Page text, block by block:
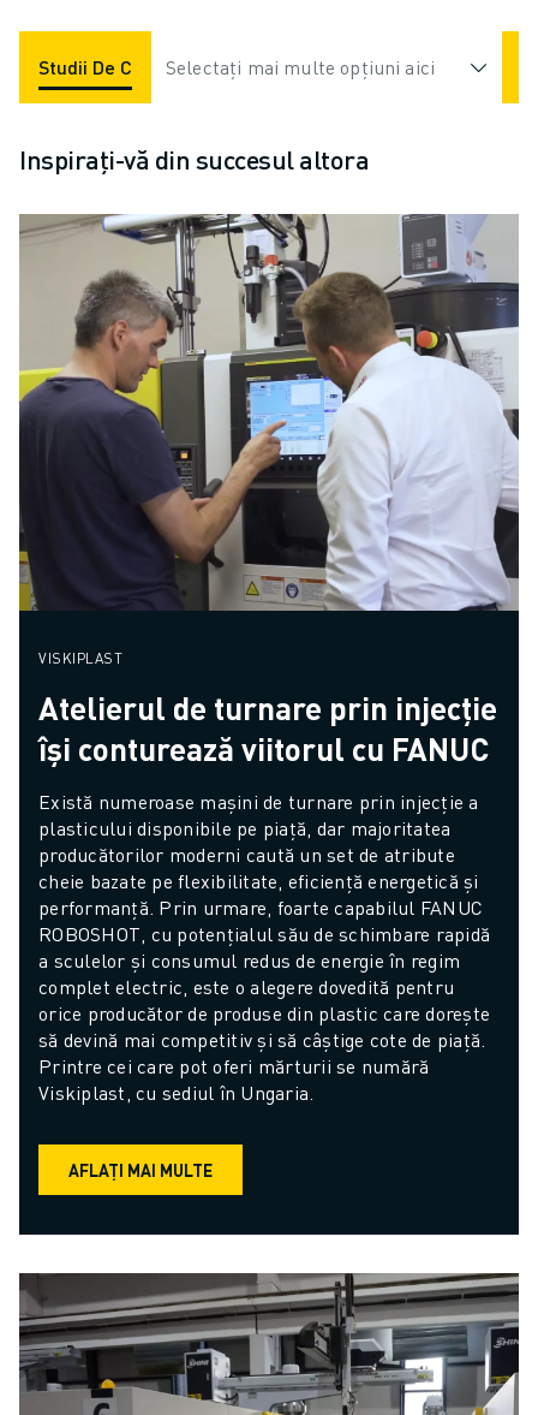
Studii De Caz Aplicații Industrii
Selectați mai multe opțiuni aici
Inspirați-vă din succesul altora
VISKIPLAST
Atelierul de turnare prin injecție
își conturează viitorul cu FANUC
Există numeroase mașini de turnare prin injecție a
plasticului disponibile pe piață, dar majoritatea
producătorilor moderni caută un set de atribute
cheie bazate pe flexibilitate, eficiență energetică și
performanță. Prin urmare, foarte capabilul FANUC
ROBOSHOT, cu potențialul său de schimbare rapidă
a sculelor și consumul redus de energie în regim
complet electric, este o alegere dovedită pentru
orice producător de produse din plastic care dorește
să devină mai competitiv și să câștige cote de piață.
Printre cei care pot oferi mărturii se numără
Viskiplast, cu sediul în Ungaria.
AFLAȚI MAI MULTE